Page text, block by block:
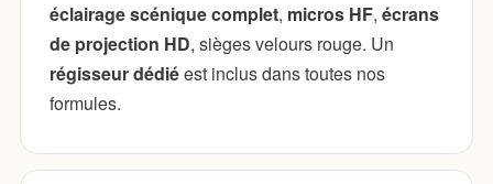
éclairage scénique complet, micros HF, écrans
de projection HD, sièges velours rouge. Un
régisseur dédiéest inclus dans toutes nos
formules.